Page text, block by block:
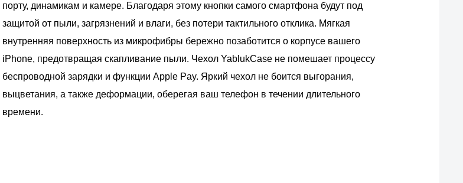
порту, динамикам и камере. Благодаря этому кнопки самого смартфона будут под
защитой от пыли, загрязнений и влаги, без потери тактильного отклика. Мягкая
внутренняя поверхность из микрофибры бережно позаботится о корпусе вашего
iPhone, предотвращая скапливание пыли. Чехол YablukCase не помешает процессу
беспроводной зарядки и функции Apple Pay. Яркий чехол не боится выгорания,
выцветания, а также деформации, оберегая ваш телефон в течении длительного
времени.